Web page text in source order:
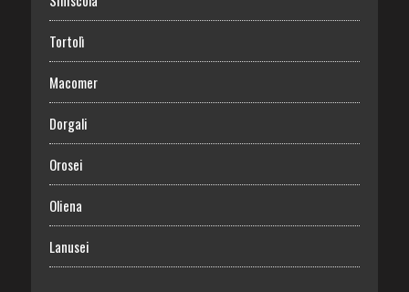
Tortolì
Macomer
Dorgali
Orosei
Oliena
Lanusei